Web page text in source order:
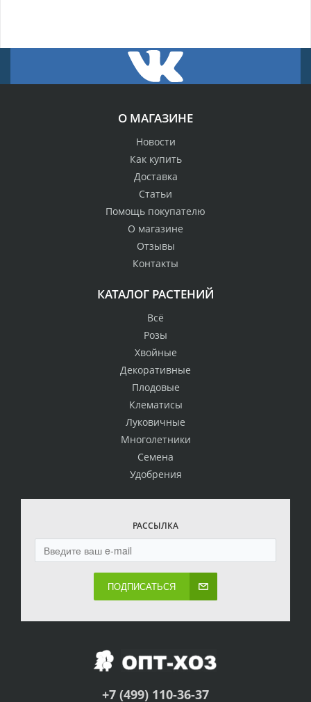
О МАГАЗИНЕ
Новости
Как купить
Доставка
Статьи
Помощь покупателю
О магазине
Отзывы
Контакты
КАТАЛОГ РАСТЕНИЙ
Всё
Розы
Хвойные
Декоративные
Плодовые
Клематисы
Луковичные
Многолетники
Семена
Удобрения
РАССЫЛКА
ПОДПИСАТЬСЯ
+7 (499) 110-36-37